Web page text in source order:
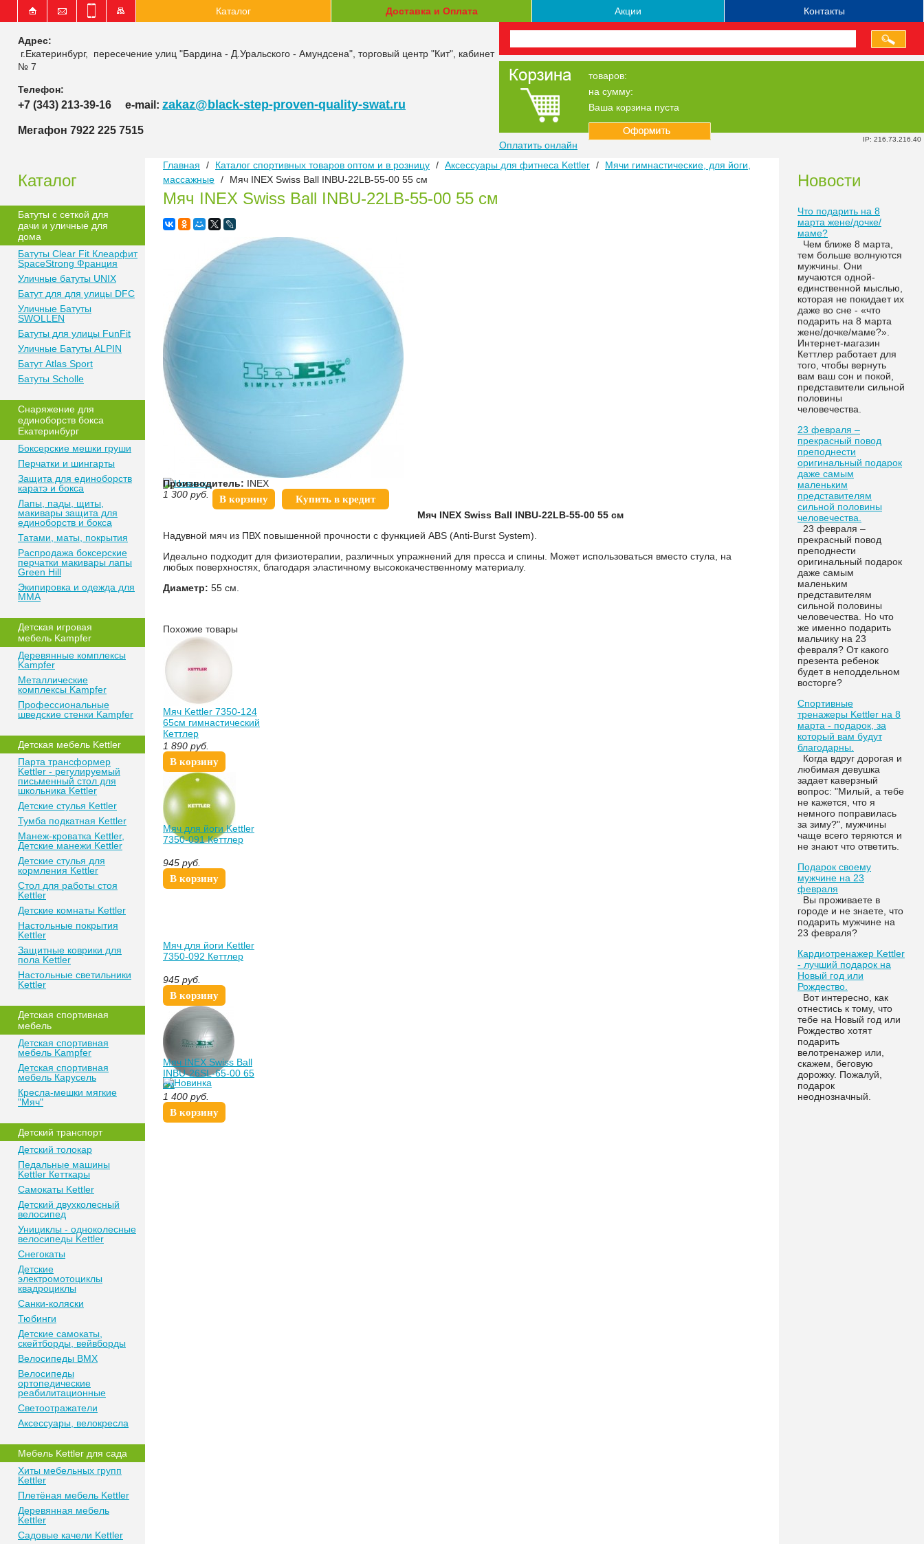
IP: 216.73.216.40
Каталог Доставка и Оплата Акции Контакты
Адрес:
г.Екатеринбург, пересечение улиц "Бардина - Д.Уральского - Амундсена", торговый центр "Кит", кабинет
№ 7
Телефон:
+7 (343) 213-39-16 e-mail: zakaz@black-step-proven-quality-swat.ru
Мегафон 7922 225 7515
товаров:
на сумму:
Ваша корзина пуста
Оплатить онлайн
Каталог
Батуты с сеткой для
дачи и уличные для
дома
Батуты Clear Fit Клеарфит
SpaceStrong Франция
Уличные батуты UNIX
Батут для для улицы DFC
Уличные Батуты
SWOLLEN
Батуты для улицы FunFit
Уличные Батуты ALPIN
Батут Atlas Sport
Батуты Scholle
Снаряжение для
единоборств бокса
Екатеринбург
Боксерские мешки груши
Перчатки и шингарты
Защита для единоборств
каратэ и бокса
Лапы, пады, щиты,
макивары защита для
единоборств и бокса
Татами, маты, покрытия
Распродажа боксерские
перчатки макивары лапы
Green Hill
Экипировка и одежда для
MMA
Детская игровая
мебель Kampfer
Деревянные комплексы
Kampfer
Металлические
комплексы Kampfer
Профессиональные
шведские стенки Kampfer
Детская мебель Kettler
Парта трансформер
Kettler - регулируемый
письменный стол для
школьника Kettler
Детские стулья Kettler
Тумба подкатная Kettler
Манеж-кроватка Kettler,
Детские манежи Kettler
Детские стулья для
кормления Kettler
Стол для работы стоя
Kettler
Детские комнаты Kettler
Настольные покрытия
Kettler
Защитные коврики для
пола Kettler
Настольные светильники
Kettler
Детская спортивная
мебель
Детская спортивная
мебель Kampfer
Детская спортивная
мебель Карусель
Кресла-мешки мягкие
"Мяч"
Детский транспорт
Детский толокар
Педальные машины
Kettler Кетткары
Самокаты Kettler
Детский двухколесный
велосипед
Унициклы - одноколесные
велосипеды Kettler
Снегокаты
Детские
электромотоциклы
квадроциклы
Санки-коляски
Тюбинги
Детские самокаты,
скейтборды, вейвборды
Велосипеды BMX
Велосипеды
ортопедические
реабилитационные
Светоотражатели
Аксессуары, велокресла
Мебель Kettler для сада
Хиты мебельных групп
Kettler
Плетёная мебель Kettler
Деревянная мебель
Kettler
Садовые качели Kettler
Главная / Каталог спортивных товаров оптом и в розницу / Аксессуары для фитнеса Kettler /
Мячи гимнастические, для йоги,
массажные / Мяч INEX Swiss Ball INBU-22LB-55-00 55 см
Мяч INEX Swiss Ball INBU-22LB-55-00 55 см
Производитель: INEX
1 300 руб. В корзину
Купить в кредит
Мяч INEX Swiss Ball INBU-22LB-55-00 55 см
Надувной мяч из ПВХ повышенной прочности с функцией ABS (Anti-Burst System).
Идеально подходит для физиотерапии, различных упражнений для пресса и спины. Может использоваться вместо стула, на
любых поверхностях, благодаря эластичному высококачественному материалу.
Диаметр: 55 см.
Похожие товары
Мяч Kettler 7350-124
65см гимнастический
Кеттлер
1 890 руб.
В корзину
Мяч для йоги Kettler
7350-091 Кеттлер
945 руб.
В корзину
Мяч для йоги Kettler
7350-092 Кеттлер
945 руб.
В корзину
Мяч INEX Swiss Ball
INBU-26SL-65-00 65
см
1 400 руб.
В корзину
Новости
Что подарить на 8
марта жене/дочке/
маме?
Чем ближе 8 марта,
тем больше волнуются
мужчины. Они
мучаются одной-
единственной мыслью,
которая не покидает их
даже во сне - «что
подарить на 8 марта
жене/дочке/маме?».
Интернет-магазин
Кеттлер работает для
того, чтобы вернуть
вам ваш сон и покой,
представители сильной
половины
человечества.
23 февраля –
прекрасный повод
преподнести
оригинальный подарок
даже самым
маленьким
представителям
сильной половины
человечества.
23 февраля –
прекрасный повод
преподнести
оригинальный подарок
даже самым
маленьким
представителям
сильной половины
человечества. Но что
же именно подарить
мальчику на 23
февраля? От какого
презента ребенок
будет в неподдельном
восторге?
Спортивные
тренажеры Kettler на 8
марта - подарок, за
который вам будут
благодарны.
Когда вдруг дорогая и
любимая девушка
задает каверзный
вопрос: "Милый, а тебе
не кажется, что я
немного поправилась
за зиму?", мужчины
чаще всего теряются и
не знают что ответить.
Подарок своему
мужчине на 23
февраля
Вы проживаете в
городе и не знаете, что
подарить мужчине на
23 февраля?
Кардиотренажер Kettler
- лучший подарок на
Новый год или
Рождество.
Вот интересно, как
отнестись к тому, что
тебе на Новый год или
Рождество хотят
подарить
велотренажер или,
скажем, беговую
дорожку. Пожалуй,
подарок
неоднозначный.